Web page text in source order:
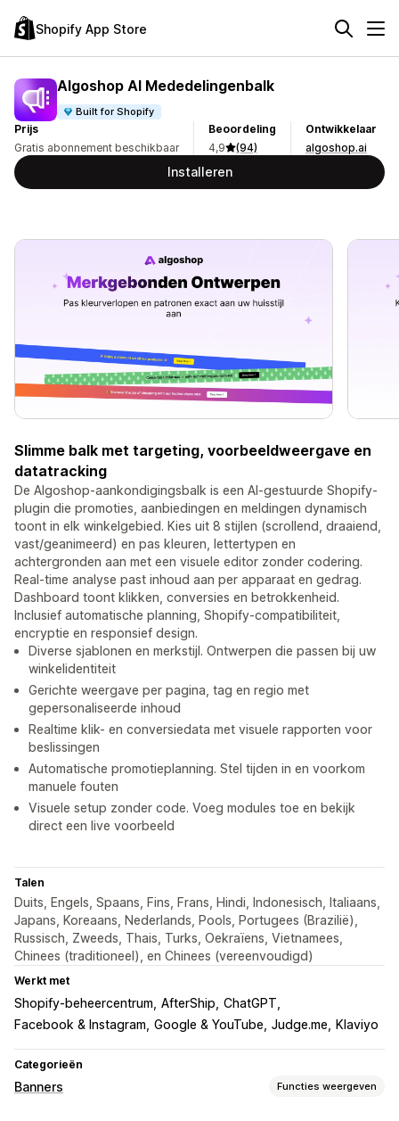
Shopify App Store
Algoshop AI Mededelingenbalk
Built for Shopify
Prijs
Gratis abonnement beschikbaar
Beoordeling
4,9
(94)
Ontwikkelaar
algoshop.ai
Installeren
Slimme balk met targeting, voorbeeldweergave en
datatracking
De Algoshop-aankondigingsbalk is een AI-gestuurde Shopify-
plugin die promoties, aanbiedingen en meldingen dynamisch
toont in elk winkelgebied. Kies uit 8 stijlen (scrollend, draaiend,
vast/geanimeerd) en pas kleuren, lettertypen en
achtergronden aan met een visuele editor zonder codering.
Real-time analyse past inhoud aan per apparaat en gedrag.
Dashboard toont klikken, conversies en betrokkenheid.
Inclusief automatische planning, Shopify-compatibiliteit,
encryptie en responsief design.
Diverse sjablonen en merkstijl. Ontwerpen die passen bij uw
winkelidentiteit
Gerichte weergave per pagina, tag en regio met
gepersonaliseerde inhoud
Realtime klik- en conversiedata met visuele rapporten voor
beslissingen
Automatische promotieplanning. Stel tijden in en voorkom
manuele fouten
Visuele setup zonder code. Voeg modules toe en bekijk
direct een live voorbeeld
Talen
Duits, Engels, Spaans, Fins, Frans, Hindi, Indonesisch, Italiaans,
Japans, Koreaans, Nederlands, Pools, Portugees (Brazilië),
Russisch, Zweeds, Thais, Turks, Oekraïens, Vietnamees,
Chinees (traditioneel), en Chinees (vereenvoudigd)
Werkt met
Shopify-beheercentrum AfterShip ChatGPT
Facebook & Instagram Google & YouTube Judge.me Klaviyo
Categorieën
Banners Functies weergeven